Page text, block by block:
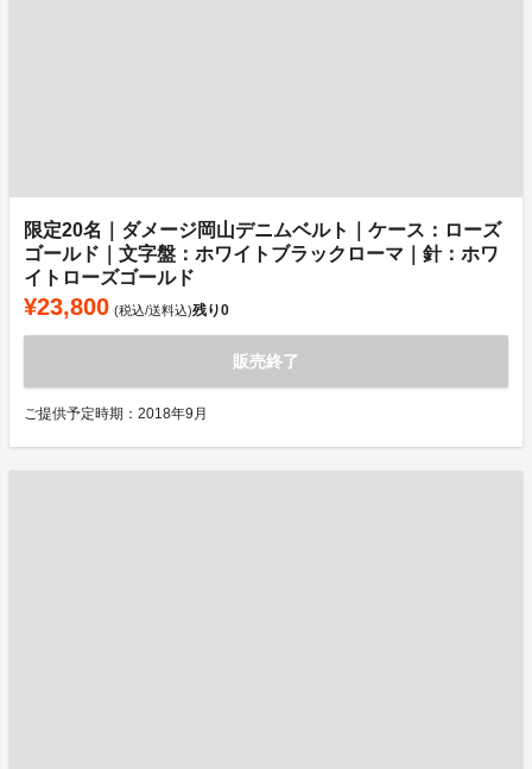
限定20名｜ダメージ岡山デニムベルト｜ケース：ローズ
ゴールド｜文字盤：ホワイトブラックローマ｜針：ホワ
イトローズゴールド
¥23,800 (税込/送料込)残り0
販売終了
ご提供予定時期：2018年9月